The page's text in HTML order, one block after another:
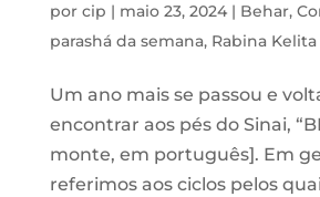
por cip | maio 23, 2024| Behar,
parashá da semana, Rabina
Um ano mais se passou e
encontrar aos pés do Sinai,
monte, em português]. Em
referimos aos ciclos pelos